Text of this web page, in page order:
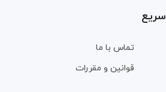
تماس با ما
قوانین و مقررات